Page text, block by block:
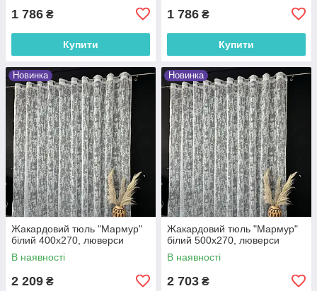
1 786 ₴
Купити
1 786 ₴
Купити
Новинка
Жакардовий тюль "Мармур"
білий 400х270, люверси
В наявності
2 209 ₴
Новинка
Жакардовий тюль "Мармур"
білий 500х270, люверси
В наявності
2 703 ₴